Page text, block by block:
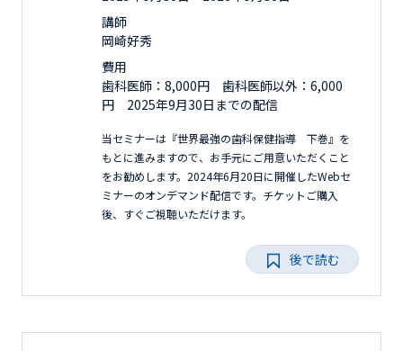
講師
岡崎好秀
費用
歯科医師：8,000円 歯科医師以外：6,000
円 2025年9月30日までの配信
当セミナーは『世界最強の歯科保健指導 下巻』を
もとに進みますので、お手元にご用意いただくこと
をお勧めします。2024年6月20日に開催したWebセ
ミナーのオンデマンド配信です。チケットご購入
後、すぐご視聴いただけます。
後で読む